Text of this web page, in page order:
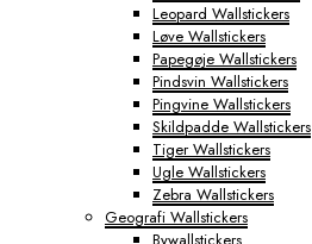
Leopard Wallstickers
Løve Wallstickers
Papegøje Wallstickers
Pindsvin Wallstickers
Pingvine Wallstickers
Skildpadde Wallstickers
Tiger Wallstickers
Ugle Wallstickers
Zebra Wallstickers
Geografi Wallstickers